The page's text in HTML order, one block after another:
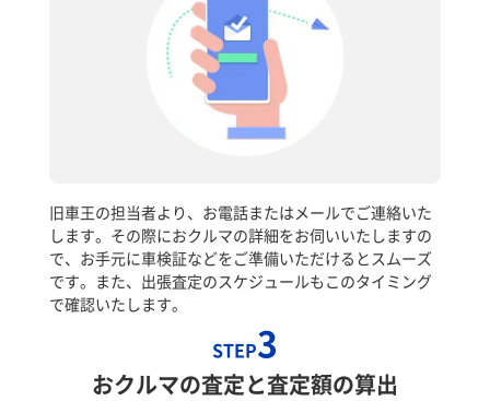
旧車王の担当者より、お電話またはメールでご連絡いた
します。その際におクルマの詳細をお伺いいたしますの
で、お手元に車検証などをご準備いただけるとスムーズ
です。また、出張査定のスケジュールもこのタイミング
で確認いたします。
STEP3
おクルマの査定と査定額の算出